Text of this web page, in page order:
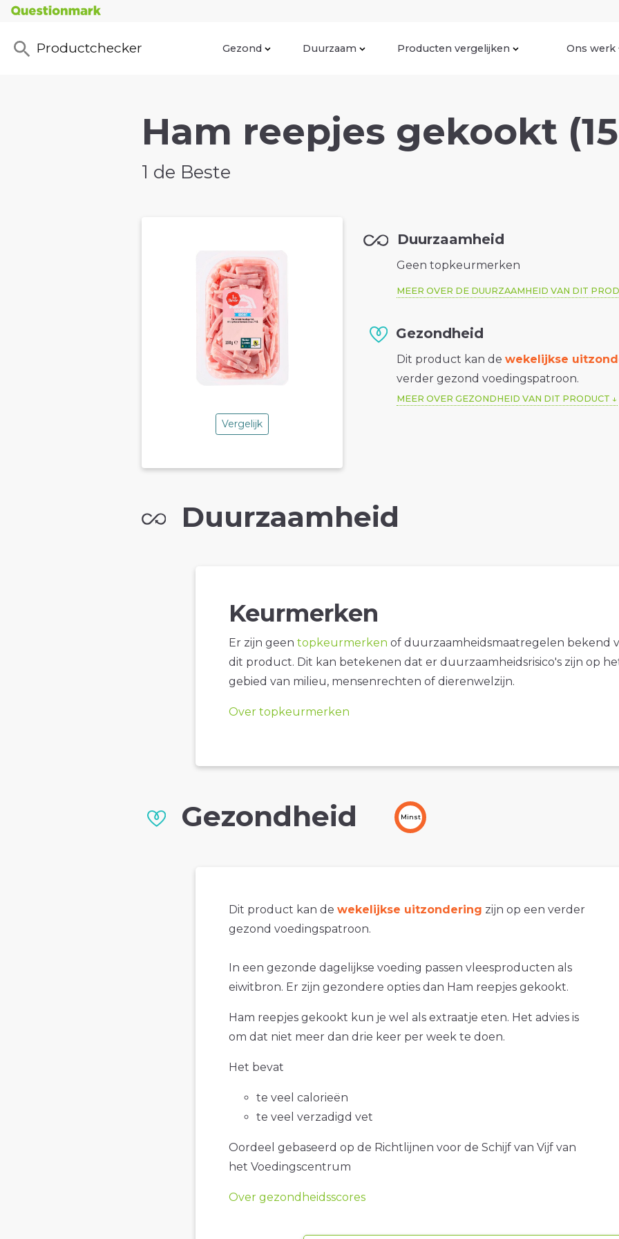
Productchecker Gezond Duurzaam Producten vergelijken Ons werk
Ham reepjes gekookt
1 de Beste
Vergelijk
Duurzaamheid
Geen topkeurmerken
MEER OVER DE DUURZAAMHEID VAN DIT
Gezondheid
Dit product kan dewekelijkse
verder gezond voedingspatroon.
MEER OVER GEZONDHEID VAN DIT PRODUCT
Duurzaamheid
Keurmerken
Er zijn geen topkeurmerken of duurzaamheidsmaatregelen bekend
dit product. Dit kan betekenen dat er duurzaamheidsrisico's zijn op
gebied van milieu, mensenrechten of dierenwelzijn.
Over topkeurmerken
Gezondheid Minst
Dit product kan de wekelijkse uitzondering zijn op een verder
gezond voedingspatroon.
In een gezonde dagelijkse voeding passen vleesproducten als
eiwitbron. Er zijn gezondere opties dan Ham reepjes gekookt.
Ham reepjes gekookt kun je wel als extraatje eten. Het advies is
om dat niet meer dan drie keer per week te doen.
Het bevat
te veel calorieën
te veel verzadigd vet
Oordeel gebaseerd op de Richtlijnen voor de Schijf van Vijf van
het Voedingscentrum
Over gezondheidsscores